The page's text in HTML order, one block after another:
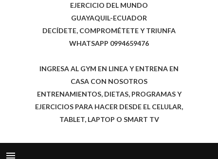
EJERCICIO DEL MUNDO
GUAYAQUIL-ECUADOR
DECÍDETE, COMPROMÉTETE Y TRIUNFA
WHATSAPP 0994659476
INGRESA AL GYM EN LINEA Y ENTRENA EN
CASA CON NOSOTROS
ENTRENAMIENTOS, DIETAS, PROGRAMAS Y
EJERCICIOS PARA HACER DESDE EL CELULAR,
TABLET, LAPTOP O SMART TV